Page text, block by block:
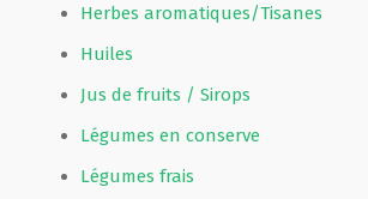
Herbes aromatiques/Tisanes
Huiles
Jus de fruits / Sirops
Légumes en conserve
Légumes frais